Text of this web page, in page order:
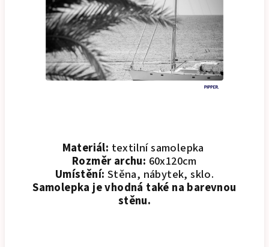
Materiál: textilní samolepka
Rozměr archu: 60x120cm
Umístění: Stěna, nábytek, sklo.
Samolepka je vhodná také na barevnou
stěnu.